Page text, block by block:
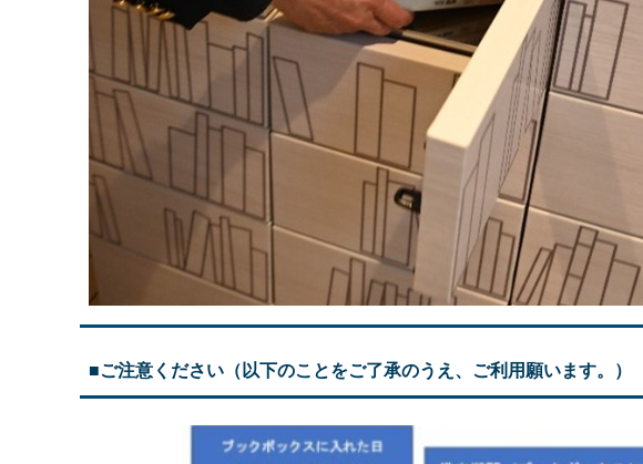
■ご注意ください（以下のことをご了承のうえ、ご利用願います。）